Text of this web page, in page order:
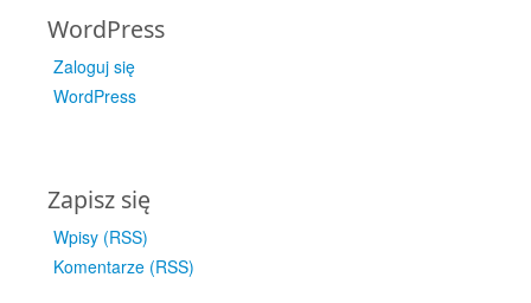
WordPress
Zaloguj się
WordPress
Zapisz się
Wpisy (RSS)
Komentarze (RSS)